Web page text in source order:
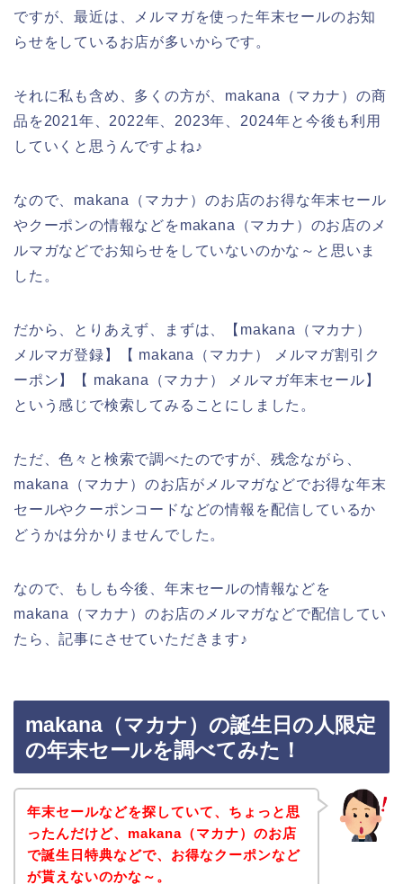
ですが、最近は、メルマガを使った年末セールのお知
らせをしているお店が多いからです。
それに私も含め、多くの方が、makana（マカナ）の商
品を2021年、2022年、2023年、2024年と今後も利用
していくと思うんですよね♪
なので、makana（マカナ）のお店のお得な年末セール
やクーポンの情報などをmakana（マカナ）のお店のメ
ルマガなどでお知らせをしていないのかな～と思いま
した。
だから、とりあえず、まずは、【makana（マカナ）
メルマガ登録】【 makana（マカナ） メルマガ割引ク
ーポン】【 makana（マカナ） メルマガ年末セール】
という感じで検索してみることにしました。
ただ、色々と検索で調べたのですが、残念ながら、
makana（マカナ）のお店がメルマガなどでお得な年末
セールやクーポンコードなどの情報を配信しているか
どうかは分かりませんでした。
なので、もしも今後、年末セールの情報などを
makana（マカナ）のお店のメルマガなどで配信してい
たら、記事にさせていただきます♪
makana（マカナ）の誕生日の人限定
の年末セールを調べてみた！
年末セールなどを探していて、ちょっと思
ったんだけど、makana（マカナ）のお店
で誕生日特典などで、お得なクーポンなど
が貰えないのかな～。